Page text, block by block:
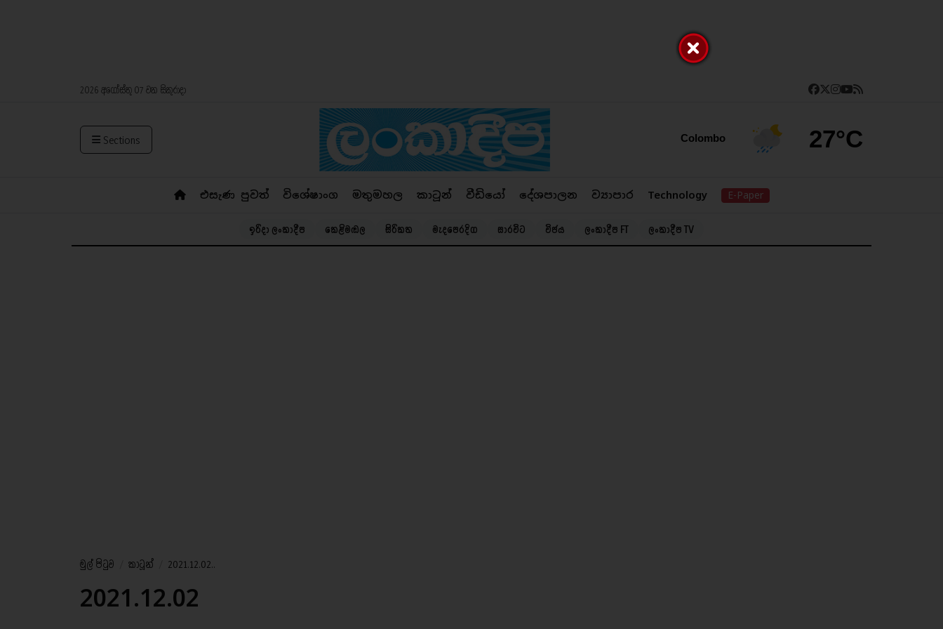
2026 අගෝස්තු 07 වන සිකුරාදා
Sections Colombo 27°C
එසැණ පුවත් විශේෂාංග මතුමහල කාටූන් වීඩියෝ දේශපාලන ව්‍යාපාර Technology E-Paper
ඉරිදා ලංකාදීප කෙළිමඬල සිරිකත මැදපෙරදිග සාරවිට විජය ලංකාදීප FT ලංකාදීප TV
මුල් පිටුව කාටූන් 2021.12.02..
2021.12.02